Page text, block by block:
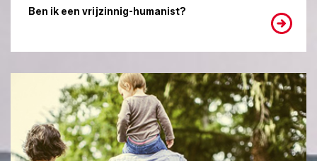
Ben ik een vrijzinnig-humanist?